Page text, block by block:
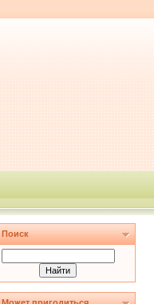
Поиск